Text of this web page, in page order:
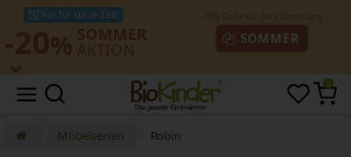
Nur für kurze Zeit!
SOMMER
0
Möbelserien Robin